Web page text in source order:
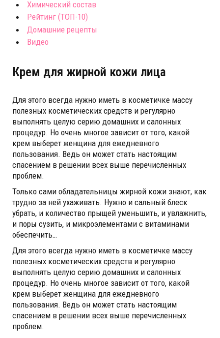
Химический состав
Рейтинг (ТОП-10)
Домашние рецепты
Видео
Крем для жирной кожи лица
Для этого всегда нужно иметь в косметичке массу
полезных косметических средств и регулярно
выполнять целую серию домашних и салонных
процедур. Но очень многое зависит от того, какой
крем выберет женщина для ежедневного
пользования. Ведь он может стать настоящим
спасением в решении всех выше перечисленных
проблем.
Только сами обладательницы жирной кожи знают, как
трудно за ней ухаживать. Нужно и сальный блеск
убрать, и количество прыщей уменьшить, и увлажнить,
и поры сузить, и микроэлементами с витаминами
обеспечить…
Для этого всегда нужно иметь в косметичке массу
полезных косметических средств и регулярно
выполнять целую серию домашних и салонных
процедур. Но очень многое зависит от того, какой
крем выберет женщина для ежедневного
пользования. Ведь он может стать настоящим
спасением в решении всех выше перечисленных
проблем.